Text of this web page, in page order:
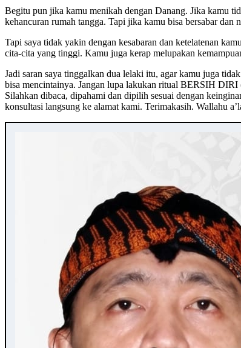
Begitu pun jika kamu menikah dengan Danang. Jika kamu
kehancuran rumah tangga. Tapi jika kamu bisa bersabar
Tapi saya tidak yakin dengan kesabaran dan ketelatenan
cita-cita yang tinggi. Kamu juga kerap melupakan
Jadi saran saya tinggalkan dua lelaki itu, agar kamu juga
bisa mencintainya. Jangan lupa lakukan ritual BERSIH
Silahkan dibaca, dipahami dan dipilih sesuai dengan
konsultasi langsung ke alamat kami. Terimakasih. Wallahu